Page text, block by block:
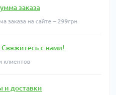
заказа
заказа на сайте – 299грн
Свяжитесь с нами!
клиентов
и доставки